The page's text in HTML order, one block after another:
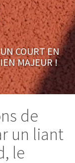
COURT EN
MAJEUR !
de
un liant
le